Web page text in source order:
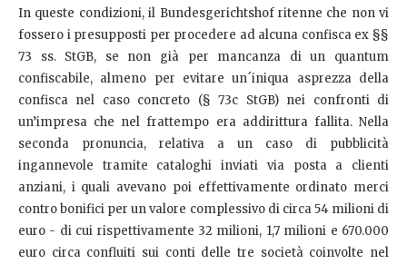
In queste condizioni, il Bundesgerichtshof ritenne che non vi
fossero i presupposti per procedere ad alcuna confisca ex §§
73 ss. StGB, se non già per mancanza di un quantum
confiscabile, almeno per evitare un´iniqua asprezza della
confisca nel caso concreto (§ 73c StGB) nei confronti di
un’impresa che nel frattempo era addirittura fallita. Nella
seconda pronuncia, relativa a un caso di pubblicità
ingannevole tramite cataloghi inviati via posta a clienti
anziani, i quali avevano poi effettivamente ordinato merci
contro bonifici per un valore complessivo di circa 54 milioni di
euro - di cui rispettivamente 32 milioni, 1,7 milioni e 670.000
euro circa confluiti sui conti delle tre società coinvolte nel